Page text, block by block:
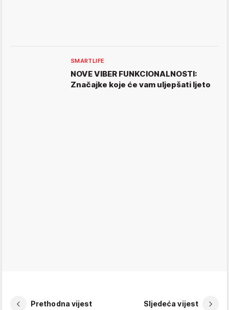
SMARTLIFE
NOVE VIBER FUNKCIONALNOSTI:
Značajke koje će vam uljepšati ljeto
Prethodna vijest Sljedeća vijest